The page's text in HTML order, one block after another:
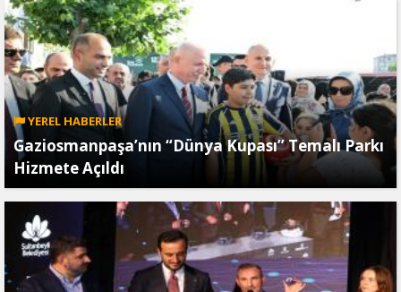
YEREL HABERLER
Gaziosmanpaşa’nın “Dünya Kupası” Temalı Parkı
Hizmete Açıldı